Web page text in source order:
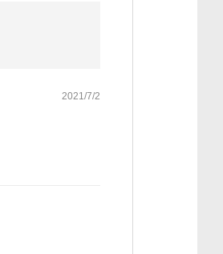
2021/7/2